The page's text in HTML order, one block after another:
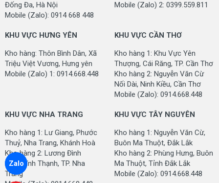
Đống Đa, Hà Nội
Mobile (Zalo): 0914 668 448
Mobile (Zalo) 2: 0399.559.811
KHU VỰC HƯNG YÊN
Kho hàng: Thôn Bình Dân, Xã
Triệu Việt Vương, Hưng yên
Mobile (Zalo) 1: 0914.668.448
KHU VỰC CẦN THƠ
Kho hàng 1: Khu Vực Yên
Thượng, Cái Răng, TP. Cần Thơ
Kho hàng 2: Nguyễn Văn Cừ
Nối Dài, Ninh Kiều, Cần Thơ
Mobile (Zalo): 0914.668.448
KHU VỰC NHA TRANG
Kho hàng 1: Lư Giang, Phước
Thuỷ, Nha Trang, Khánh Hoà
Kho hàng 2: Lương Đình
Của, Vĩnh Thạnh, TP. Nha
Trang
KHU VỰC TÂY NGUYÊN
Kho hàng 1: Nguyễn Văn Cừ,
Buôn Ma Thuột, Đắk Lắk
Kho hàng 2: Phùng Hưng, Buôn
Ma Thuột, Tỉnh Đắk Lắk
Mobile (Zalo): 0914.668.448
Zalo